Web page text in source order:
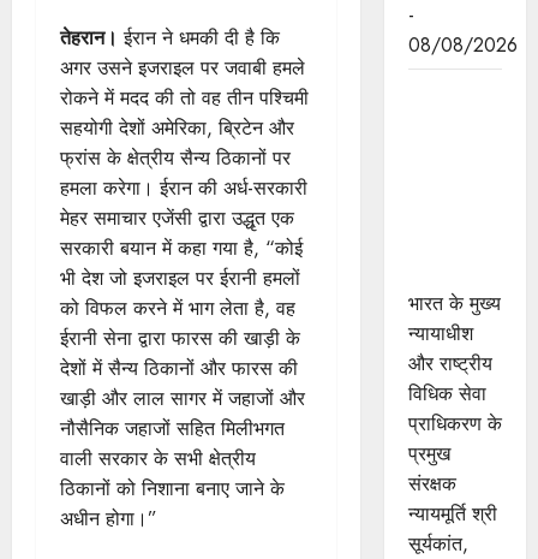
तेहरान। ईरान ने धमकी दी है कि
अगर उसने इजराइल पर जवाबी हमले
रोकने में मदद की तो वह तीन पश्चिमी
सहयोगी देशों अमेरिका, ब्रिटेन और
फ्रांस के क्षेत्रीय सैन्य ठिकानों पर
हमला करेगा। ईरान की अर्ध-सरकारी
मेहर समाचार एजेंसी द्वारा उद्धृत एक
सरकारी बयान में कहा गया है, “कोई
भी देश जो इजराइल पर ईरानी हमलों
को विफल करने में भाग लेता है, वह
ईरानी सेना द्वारा फारस की खाड़ी के
देशों में सैन्य ठिकानों और फारस की
खाड़ी और लाल सागर में जहाजों और
नौसैनिक जहाजों सहित मिलीभगत
वाली सरकार के सभी क्षेत्रीय
ठिकानों को निशाना बनाए जाने के
अधीन होगा।”
-
08/08/2026
भारत के मुख्य
न्यायाधीश
और राष्ट्रीय
विधिक सेवा
प्राधिकरण के
प्रमुख
संरक्षक
न्यायमूर्ति श्री
सूर्यकांत,